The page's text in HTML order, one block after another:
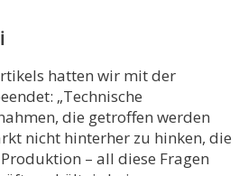
hatten wir mit der
„Technische
die getroffen werden
nicht hinterher zu hinken, die
– all diese Fragen